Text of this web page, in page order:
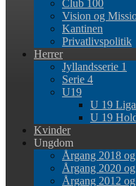
Club 100
Vision og
Kantinen
Privatlivspolitik
Herrer
Jyllandsserie 1
Serie 4
U19
U 19
U 19
Kvinder
Ungdom
Årgang 2018
Årgang 2020
Årgang 2012